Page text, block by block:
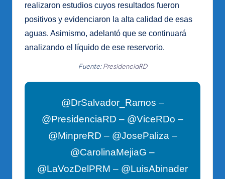
realizaron estudios cuyos resultados fueron
positivos y evidenciaron la alta calidad de esas
aguas. Asimismo, adelantó que se continuará
analizando el líquido de ese reservorio.
Fuente:PresidenciaRD
@DrSalvador_Ramos –
@PresidenciaRD – @ViceRDo –
@MinpreRD – @JosePaliza –
@CarolinaMejiaG –
@LaVozDelPRM – @LuisAbinader